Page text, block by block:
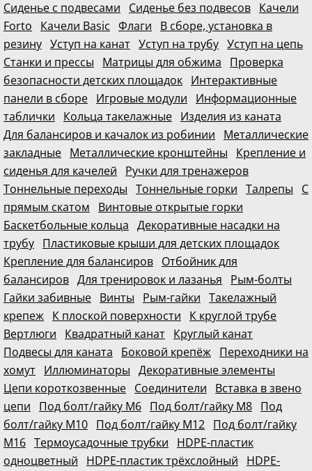
Сиденье с подвесами
Сиденье без подвесов Качели
Forto
Качели Basic Флаги
В сборе, установка в
резину Уступ на канат Уступ на трубу Уступ на цепь
Станки и прессы
Матрицы для обжима
Проверка
безопасности детских площадок Интерактивные
панели в сборе Игровые модули
Информационные
таблички
Кольца такелажные Изделия из каната
Для балансиров и качалок из робинии
Металлические
закладные Металлические кронштейны
Крепление и
сиденья для качелей
Ручки для тренажеров
Тоннельные переходы Тоннельные горки Талрепы
С
прямым скатом
Винтовые открытые горки
Баскетбольные кольца Декоративные насадки на
трубу Пластиковые крыши для детских площадок
Крепление для балансиров Отбойник для
балансиров Для тренировок и лазанья
Рым-болты
Гайки забивные Винты Рым-гайки Такелажный
крепеж К плоской поверхности
К круглой трубе
Вертлюги
Квадратный канат Круглый канат
Подвесы для каната
Боковой крепёж Переходники на
хомут Иллюминаторы Декоративные элементы
Цепи короткозвенные Соединители
Вставка в звено
цепи
Под болт/гайку М6 Под болт/гайку М8 Под
болт/гайку М10 Под болт/гайку М12 Под болт/гайку
М16 Термоусадочные трубки
HDPE-пластик
одноцветный
HDPE-пластик трёхслойный
HDPE-